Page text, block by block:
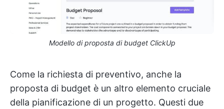
Modello di proposta di budget ClickUp
Come la richiesta di preventivo, anche la
proposta di budget è un altro elemento cruciale
della pianificazione di un progetto. Questi due